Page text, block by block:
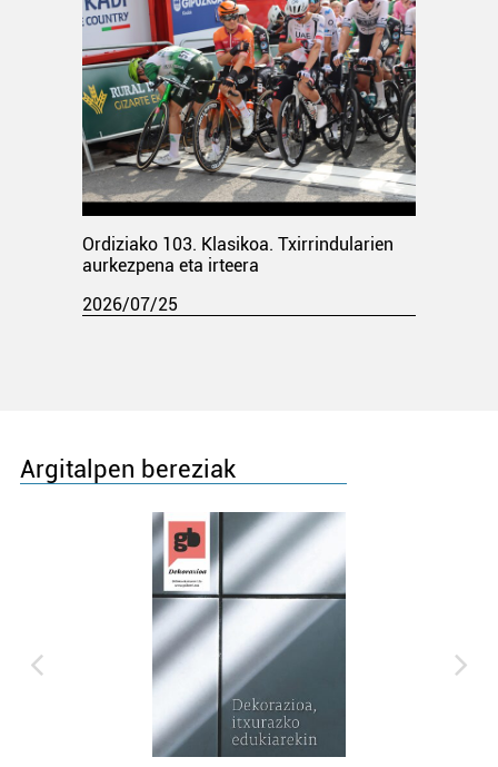
Ordiziako 103. Klasikoa. Txirrindularien
aurkezpena eta irteera
2026/07/25
Argitalpen bereziak